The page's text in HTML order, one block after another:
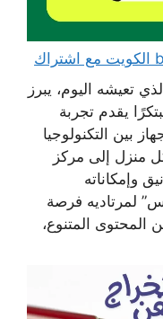
تعيشه اليوم، يبرز
يقدم تجربة
بين التكنولوجيا
منزل إلى مركز
وإمكاناته
لمرتاديه فرصة
المحتوى المتنوع،